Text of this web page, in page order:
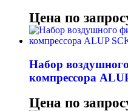
Цена по
Набор
компрессора
Цена по